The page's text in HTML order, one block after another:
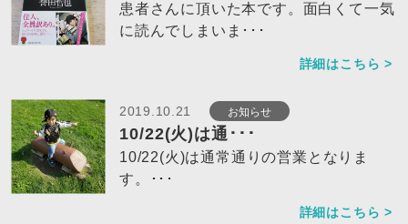
患者さんに頂いた本です。面白くて一気
に読んでしまいま･･･
詳細はこちら >
2019.10.21 お知らせ
10/22(火)は通･･･
10/22(火)は通常通りの営業となりま
す。･･･
詳細はこちら >